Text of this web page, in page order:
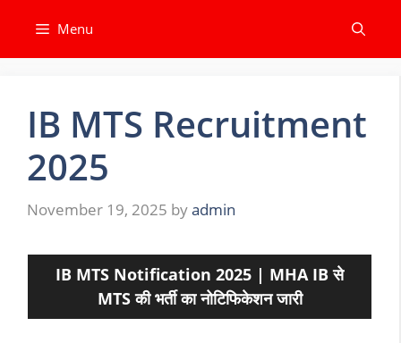
content
Menu
IB MTS Recruitment
2025
November 19, 2025 byadmin
IB MTS Notification 2025 | MHA IB से
MTS की भर्ती का नोटिफिकेशन जारी